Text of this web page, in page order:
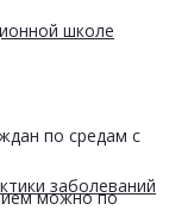
школе
заболеваний
по средам с
можно по